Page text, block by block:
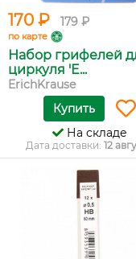
170 ₽ 179 ₽
по карте
Набор грифелей
циркуля 'E...
ErichKrause
Купить
На складе
Дата доставки: 12